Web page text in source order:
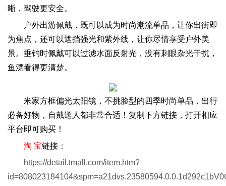
晰，驾驶更安全。
户外出游佩戴，既可以成为时尚潮流单品，让你出街即
为焦点，还可以遮挡强光和紫外线，让你尽情享受户外美
景。垂钓时佩戴可以过滤水面反射光，没有刺眼杂光干扰，
鱼漂看得更清楚。
米家方框偏光太阳镜，不挑脸型的四季时尚单品，出行
必备好物，自戴送人都非常合适！复制下方链接，打开相应
平台即可购买！
淘 宝链接：
https://detail.tmall.com/item.htm?